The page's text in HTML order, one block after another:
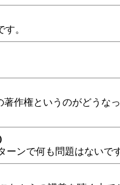
。
作権というのがどうな
ンで何も問題はないです